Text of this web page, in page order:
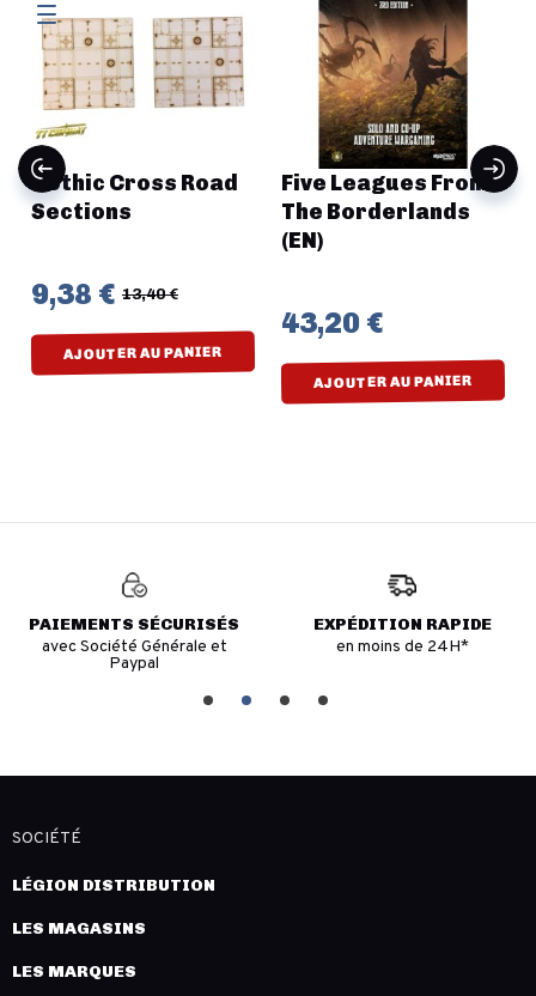
Gothic Cross Road
Sections
9,38 € 13,40 €
AJOUTER AU PANIER
Five Leagues From
The Borderlands
(EN)
43,20 €
AJOUTER AU PANIER
PAIEMENTS SÉCURISÉS
avec Société Générale et
Paypal
EXPÉDITION RAPIDE
en moins de 24H*
SOCIÉTÉ
LÉGION DISTRIBUTION
LES MAGASINS
LES MARQUES